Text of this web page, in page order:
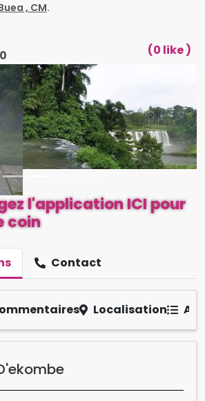
, CM.
(0 like )
l'application ICI pour
coin
Localisation